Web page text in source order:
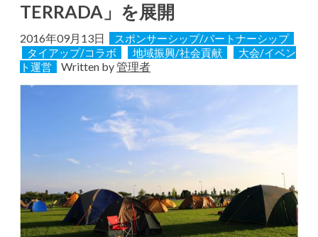
TERRADA」を展開
2016年09月13日
スポンサーシップ/パートナーシップ
タイアップ/コラボ
地域振興/社会貢献
大会/イベン
ト運営
Written by管理者